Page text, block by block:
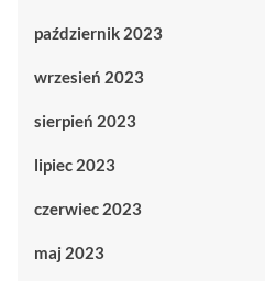
październik 2023
wrzesień 2023
sierpień 2023
lipiec 2023
czerwiec 2023
maj 2023